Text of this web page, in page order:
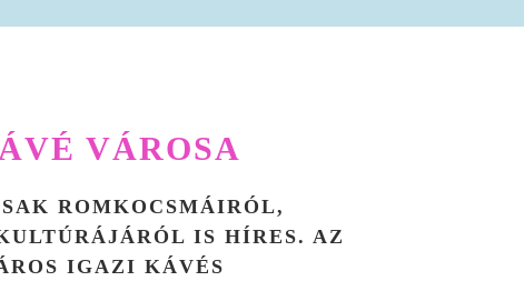
VÁROSA
ROMKOCSMÁIRÓL,
IS HÍRES. AZ
IGAZI KÁVÉS